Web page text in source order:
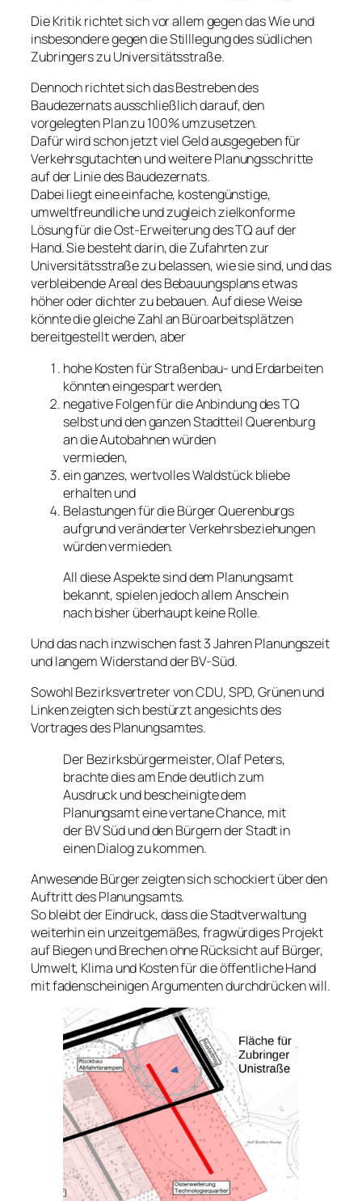
Die Kritik richtet sich vor allem gegen das Wie und
insbesondere gegen die Stilllegung des südlichen
Zubringers zu Universitätsstraße.
Dennoch richtet sich das Bestreben des
Baudezernats ausschließlich darauf, den
vorgelegten Plan zu 100% umzusetzen.
Dafür wird schon jetzt viel Geld ausgegeben für
Verkehrsgutachten und weitere Planungsschritte
auf der Linie des Baudezernats.
Dabei liegt eine einfache, kostengünstige,
umweltfreundliche und zugleich zielkonforme
Lösung für die Ost-Erweiterung des TQ auf der
Hand. Sie besteht darin, die Zufahrten zur
Universitätsstraße zu belassen, wie sie sind, und das
verbleibende Areal des Bebauungsplans etwas
höher oder dichter zu bebauen. Auf diese Weise
könnte die gleiche Zahl an Büroarbeitsplätzen
bereitgestellt werden, aber
hohe Kosten für Straßenbau- und Erdarbeiten
könnten eingespart werden,
negative Folgen für die Anbindung des TQ
selbst und den ganzen Stadtteil Querenburg
an die Autobahnen würden
vermieden,
ein ganzes, wertvolles Waldstück bliebe
erhalten und
Belastungen für die Bürger Querenburgs
aufgrund veränderter Verkehrsbeziehungen
würden vermieden.
All diese Aspekte sind dem Planungsamt
bekannt, spielen jedoch allem Anschein
nach bisher überhaupt keine Rolle.
Und das nach inzwischen fast 3 Jahren Planungszeit
und langem Widerstand der BV-Süd.
Sowohl Bezirksvertreter von CDU, SPD, Grünen und
Linken zeigten sich bestürzt angesichts des
Vortrages des Planungsamtes.
Der Bezirksbürgermeister, Olaf Peters,
brachte dies am Ende deutlich zum
Ausdruck und bescheinigte dem
Planungsamt eine vertane Chance, mit
der BV Süd und den Bürgern der Stadt in
einen Dialog zu kommen.
Anwesende Bürger zeigten sich schockiert über den
Auftritt des Planungsamts.
So bleibt der Eindruck, dass die Stadtverwaltung
weiterhin ein unzeitgemäßes, fragwürdiges Projekt
auf Biegen und Brechen ohne Rücksicht auf Bürger,
Umwelt, Klima und Kosten für die öffentliche Hand
mit fadenscheinigen Argumenten durchdrücken will.